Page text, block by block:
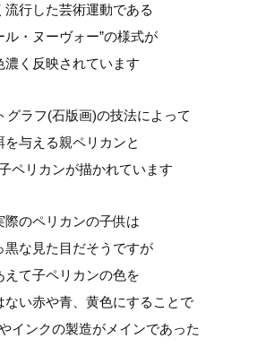
流行した芸術運動である
ル・ヌーヴォー”の様式が
濃く反映されています
グラフ(石版画)の技法によって
を与える親ペリカンと
ペリカンが描かれています
際のペリカンの子供は
黒な見た目だそうですが
えて子ペリカンの色を
ない赤や青、黄色にすることで
インクの製造がメインであった